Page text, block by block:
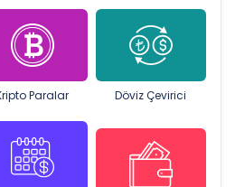
Paralar Döviz Çevirici